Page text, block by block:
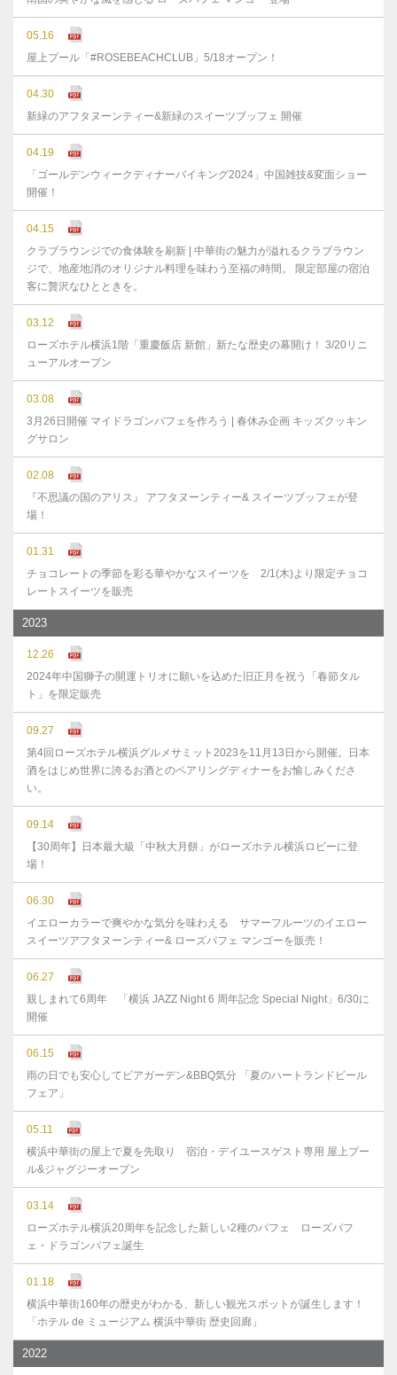
05.16
屋上プール「#ROSEBEACHCLUB」5/18オープン！
04.30
新緑のアフタヌーンティー&新緑のスイーツブッフェ 開催
04.19
「ゴールデンウィークディナーバイキング2024」中国雑技&変面ショー
開催！
04.15
クラブラウンジでの食体験を刷新 | 中華街の魅力が溢れるクラブラウン
ジで、地産地消のオリジナル料理を味わう至福の時間。 限定部屋の宿泊
客に贅沢なひとときを。
03.12
ローズホテル横浜1階「重慶飯店 新館」新たな歴史の幕開け！ 3/20リニ
ューアルオープン
03.08
3月26日開催 マイドラゴンパフェを作ろう | 春休み企画 キッズクッキン
グサロン
02.08
『不思議の国のアリス』 アフタヌーンティー& スイーツブッフェが登
場！
01.31
チョコレートの季節を彩る華やかなスイーツを 2/1(木)より限定チョコ
レートスイーツを販売
2023
12.26
2024年中国獅子の開運トリオに願いを込めた旧正月を祝う「春節タル
ト」を限定販売
09.27
第4回ローズホテル横浜グルメサミット2023を11月13日から開催。日本
酒をはじめ世界に誇るお酒とのペアリングディナーをお愉しみくださ
い。
09.14
【30周年】日本最大級「中秋大月餅」がローズホテル横浜ロビーに登
場！
06.30
イエローカラーで爽やかな気分を味わえる サマーフルーツのイエロー
スイーツアフタヌーンティー& ローズパフェ マンゴーを販売！
06.27
親しまれて6周年 「横浜 JAZZ Night 6 周年記念 Special Night」6/30に
開催
06.15
雨の日でも安心してビアガーデン&BBQ気分 「夏のハートランドビール
フェア」
05.11
横浜中華街の屋上で夏を先取り 宿泊・デイユースゲスト専用 屋上プー
ル&ジャグジーオープン
03.14
ローズホテル横浜20周年を記念した新しい2種のパフェ ローズパフ
ェ・ドラゴンパフェ誕生
01.18
横浜中華街160年の歴史がわかる、新しい観光スポットが誕生します！
「ホテル de ミュージアム 横浜中華街 歴史回廊」
2022